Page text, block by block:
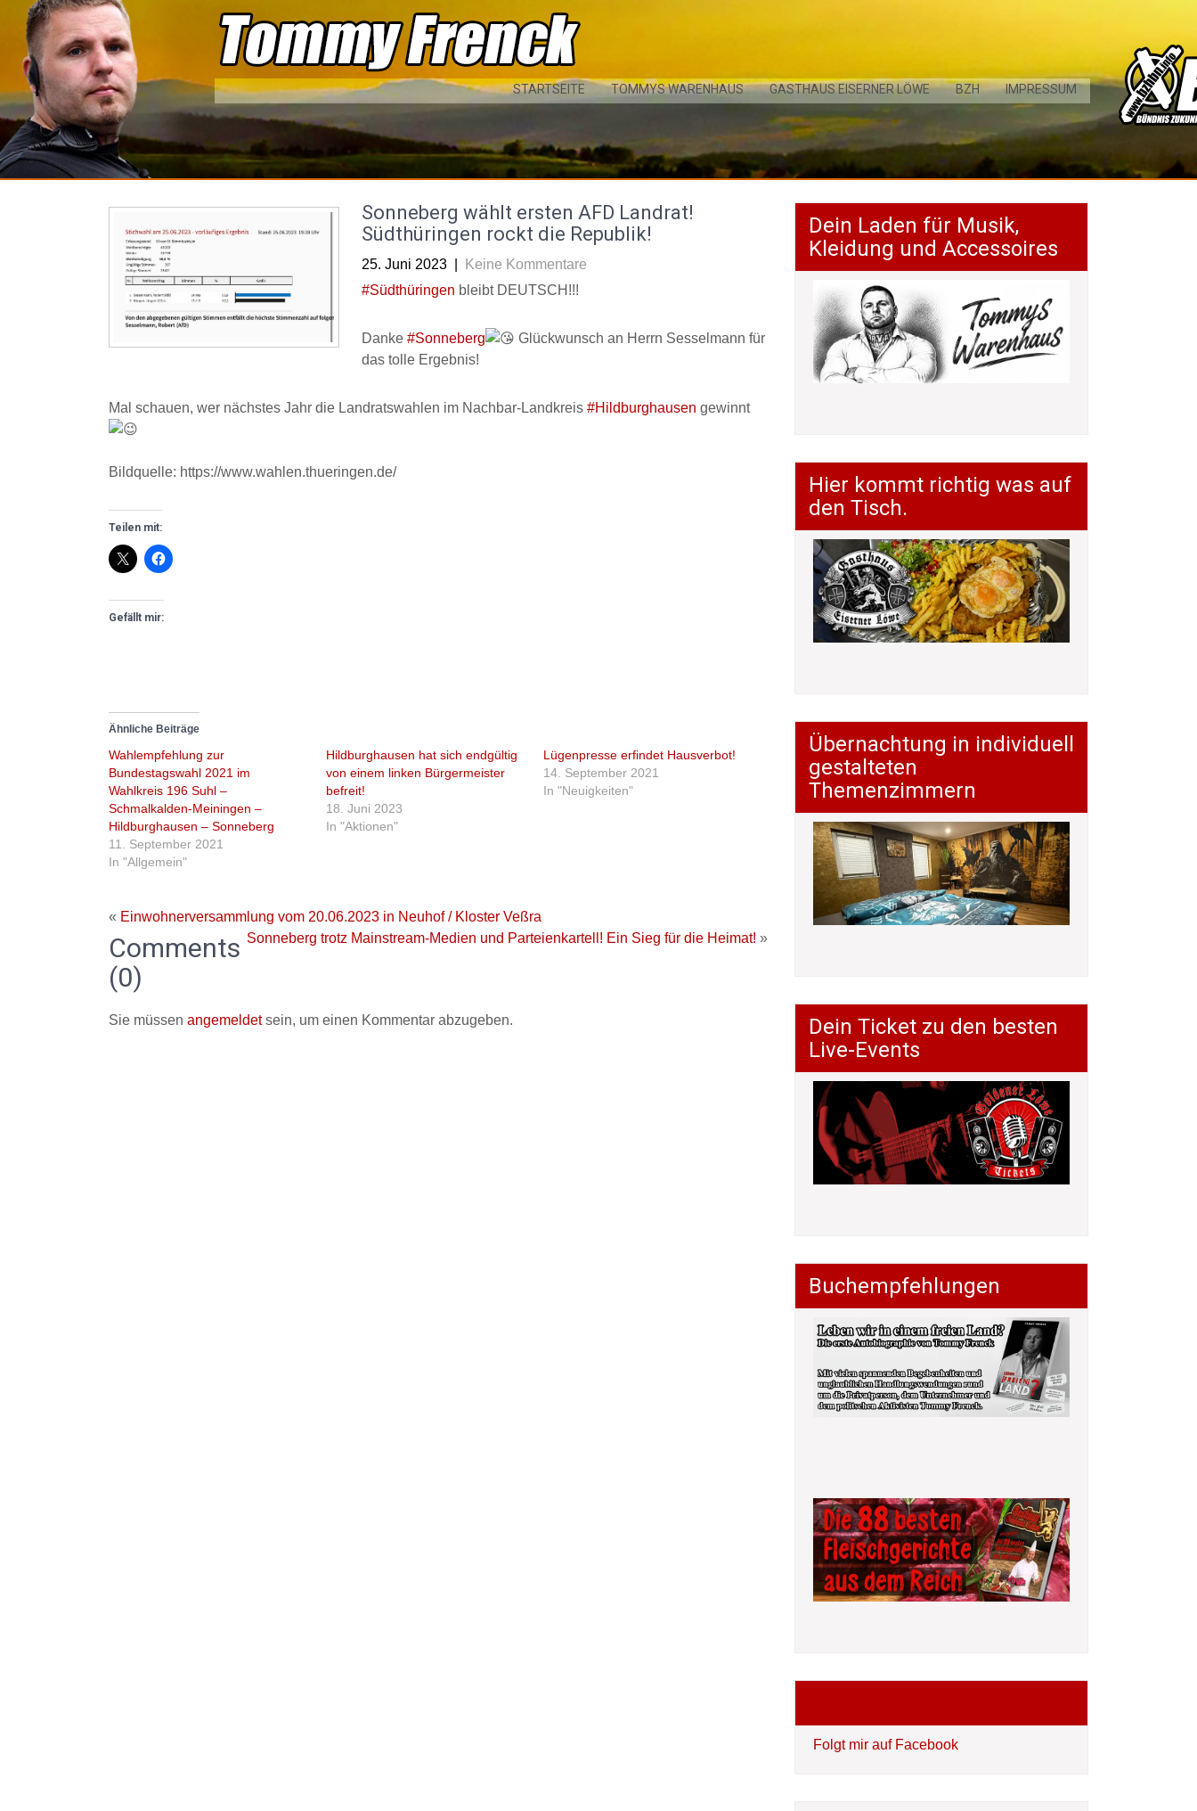
content
STARTSEITE TOMMYS WARENHAUS GASTHAUS EISERNER LÖWE BZH IMPRESSUM
Sonneberg wählt ersten AFD Landrat!
Südthüringen rockt die Republik!
25. Juni 2023
Keine Kommentare
#Südthüringen bleibt DEUTSCH!!!
Danke #Sonneberg
Glückwunsch an Herrn Sesselmann für
das tolle Ergebnis!
Mal schauen, wer nächstes Jahr die Landratswahlen im Nachbar-Landkreis #Hildburghausen gewinnt
Bildquelle: https://www.wahlen.thueringen.de/
Teilen mit:
Gefällt mir:
Ähnliche Beiträge
Wahlempfehlung zur
Bundestagswahl 2021 im
Wahlkreis 196 Suhl –
Schmalkalden-Meiningen –
Hildburghausen – Sonneberg
11. September 2021
In "Allgemein"
Hildburghausen hat sich endgültig
von einem linken Bürgermeister
befreit!
18. Juni 2023
In "Aktionen"
Lügenpresse erfindet Hausverbot!
14. September 2021
In "Neuigkeiten"
« Einwohnerversammlung vom 20.06.2023 in Neuhof / Kloster Veßra
Sonneberg trotz Mainstream-Medien und Parteienkartell! Ein Sieg für die Heimat! »
Comments
(0)
Sie müssen angemeldetsein, um einen Kommentar abzugeben.
Dein Laden für Musik,
Kleidung und Accessoires
Hier kommt richtig was auf
den Tisch.
Übernachtung in individuell
gestalteten
Themenzimmern
Dein Ticket zu den besten
Live-Events
Buchempfehlungen
Folgt mir auf Facebook